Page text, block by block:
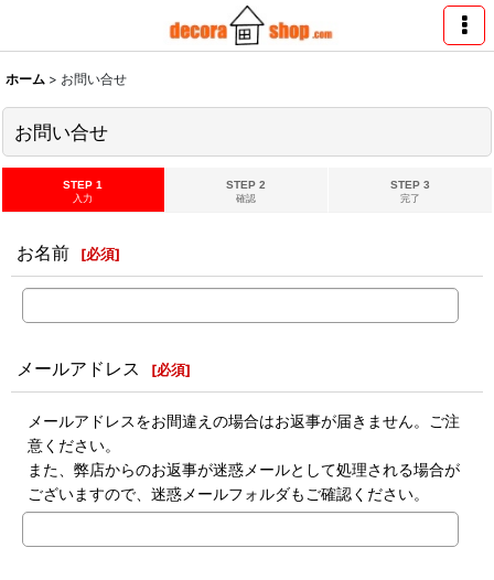
ホーム > お問い合せ
お問い合せ
STEP 1
入力
STEP 2
確認
STEP 3
完了
お名前 [必須]
メールアドレス [必須]
メールアドレスをお間違えの場合はお返事が届きません。ご注
意ください。
また、弊店からのお返事が迷惑メールとして処理される場合が
ございますので、迷惑メールフォルダもご確認ください。